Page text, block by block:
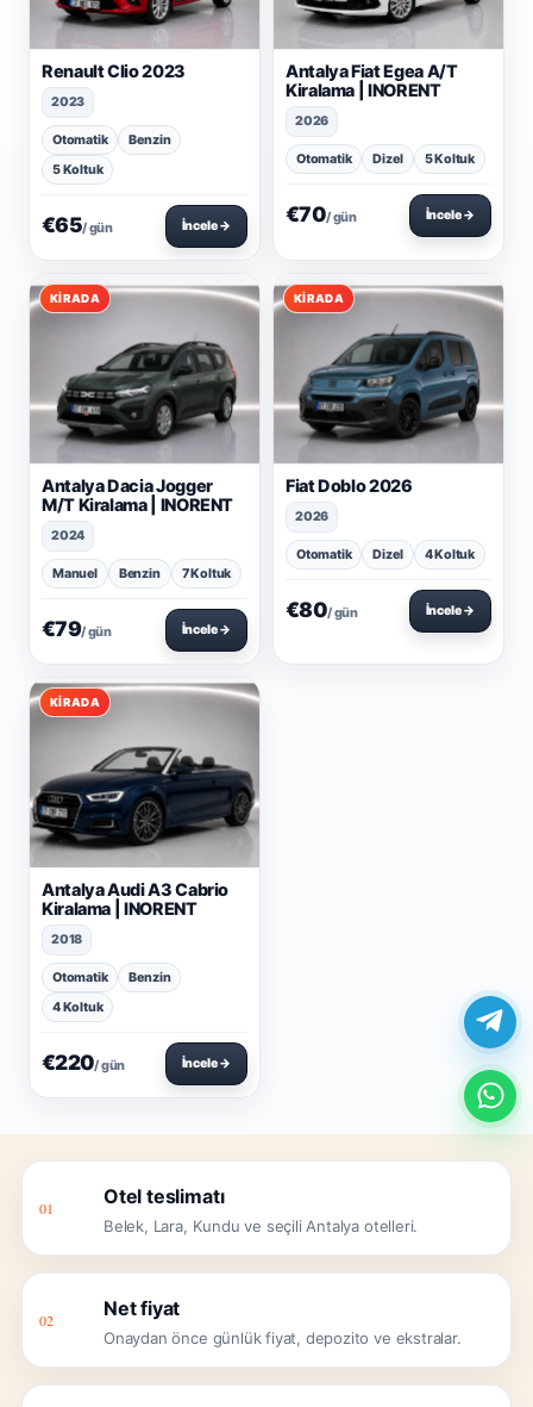
Renault Clio 2023
2023
Otomatik
Benzin
5 Koltuk
€65/ gün İncele →
Antalya Fiat Egea A/T
Kiralama | INORENT
2026
Otomatik Dizel 5 Koltuk
€70/ gün İncele →
KIRADA
Antalya Dacia Jogger
M/T Kiralama | INORENT
2024
Manuel Benzin 7 Koltuk
€79/ gün İncele →
KIRADA
Fiat Doblo 2026
2026
Otomatik Dizel 4 Koltuk
€80/ gün İncele →
KIRADA
Antalya Audi A3 Cabrio
Kiralama | INORENT
2018
Otomatik
Benzin
4 Koltuk
€220/ gün İncele →
01 Otel teslimatı
Belek, Lara, Kundu ve seçili Antalya otelleri.
02 Net fiyat
Onaydan önce günlük fiyat, depozito ve ekstralar.